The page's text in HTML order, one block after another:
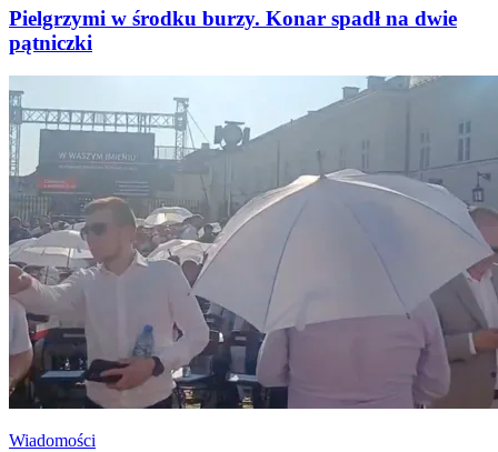
Pielgrzymi w środku burzy. Konar spadł na dwie
pątniczki
Wiadomości